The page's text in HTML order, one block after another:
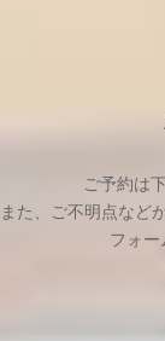
ご予約は
また、ご不明点など
フォー